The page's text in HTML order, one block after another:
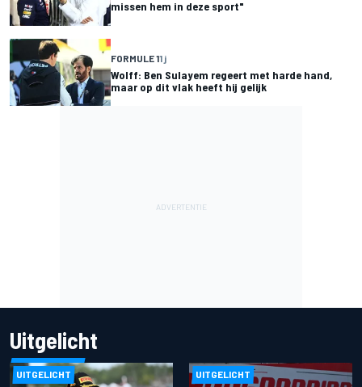
missen hem in deze sport"
FORMULE 11 j
Wolff: Ben Sulayem regeert met harde hand,
maar op dit vlak heeft hij gelijk
Uitgelicht
UITGELICHT UITGELICHT